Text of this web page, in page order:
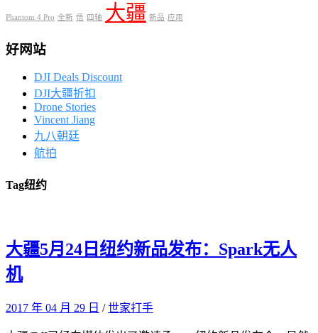
Phantom 4 Pro 全新 悟 四轴 大疆 新品 应用
好网站
DJI Deals Discount
DJI大疆折扣
Drone Stories
Vincent Jiang
九八朝廷
航拍
Tag纽约
大疆5月24日纽约新品发布：Spark无人
机
2017 年 04 月 29 日 /世家打手